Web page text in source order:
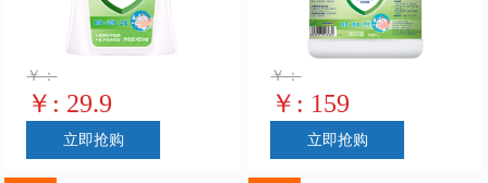
￥：
￥: 29.9
立即抢购
￥：
￥: 159
立即抢购